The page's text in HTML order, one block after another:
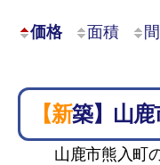
価格 面積
【新築】
山鹿市熊入町